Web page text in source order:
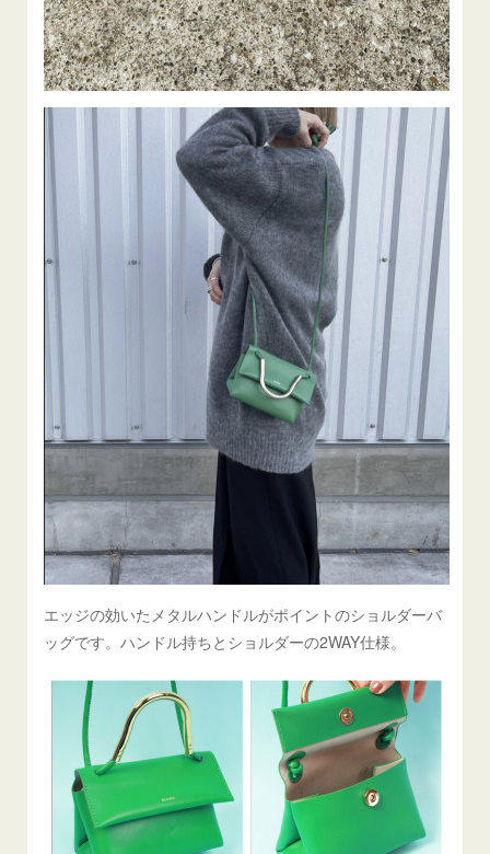
エッジの効いたメタルハンドルがポイントのショルダーバ
ッグです。ハンドル持ちとショルダーの2WAY仕様。